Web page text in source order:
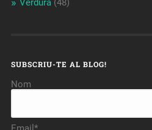
Verdura(48)
SUBSCRIU-TE AL BLOG!
Nom